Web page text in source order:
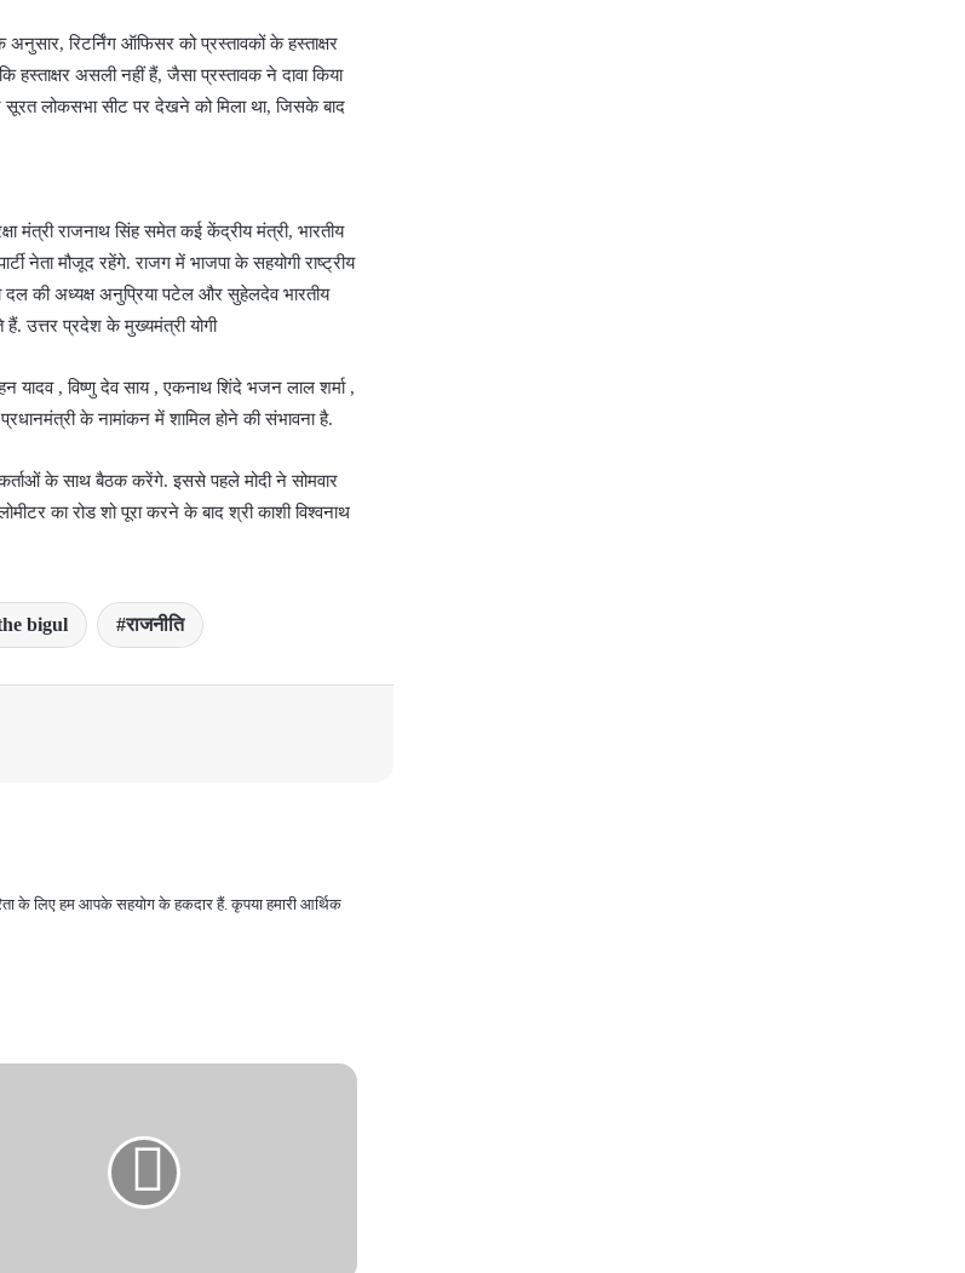
अनुसार, रिटर्निंग ऑफिसर को प्रस्तावकों के हस्ताक्षर
हस्ताक्षर असली नहीं हैं, जैसा प्रस्तावक ने दावा किया
सूरत लोकसभा सीट पर देखने को मिला था, जिसके बाद
मंत्री राजनाथ सिंह समेत कई केंद्रीय मंत्री, भारतीय
नेता मौजूद रहेंगे. राजग में भाजपा के सहयोगी राष्ट्रीय
दल की अध्यक्ष अनुप्रिया पटेल और सुहेलदेव भारतीय
उत्तर प्रदेश के मुख्यमंत्री योगी
यादव , विष्णु देव साय , एकनाथ शिंदे भजन लाल शर्मा ,
के नामांकन में शामिल होने की संभावना है.
के साथ बैठक करेंगे. इससे पहले मोदी ने सोमवार
का रोड शो पूरा करने के बाद श्री काशी विश्वनाथ
bigul राजनीति
के लिए हम आपके सहयोग के हकदार हैं. कृपया हमारी आर्थिक